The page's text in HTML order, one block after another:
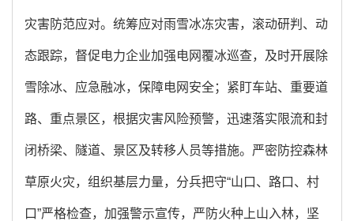
灾害防范应对。统筹应对雨雪冰冻灾害，滚动研判、动
态跟踪，督促电力企业加强电网覆冰巡查，及时开展除
雪除冰、应急融冰，保障电网安全；紧盯车站、重要道
路、重点景区，根据灾害风险预警，迅速落实限流和封
闭桥梁、隧道、景区及转移人员等措施。严密防控森林
草原火灾，组织基层力量，分兵把守“山口、路口、村
口”严格检查，加强警示宣传，严防火种上山入林，坚